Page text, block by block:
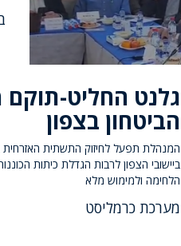
גלנט החליט-תוקם
הביטחון בצפון
המנהלת תפעל לחיזוק התשתית האזרחית
ביישובי הצפון לרבות הגדלת כיתות
הלחימה ולמימוש מלא
מערכת כרמליסט